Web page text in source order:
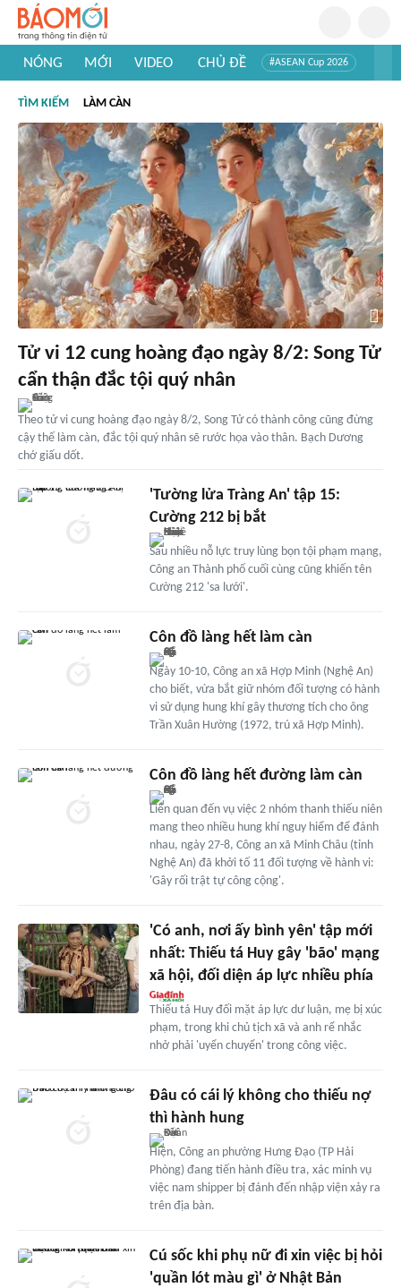
NÓNG MỚI VIDEO CHỦ ĐỀ #ASEAN Cup 2026
#Khám phá thế giới
TÌM KIẾM LÀM CÀN
Tử vi 12 cung hoàng đạo ngày 8/2: Song Tử
cẩn thận đắc tội quý nhân
Theo tử vi cung hoàng đạo ngày 8/2, Song Tử có thành công cũng đừng
cậy thế làm càn, đắc tội quý nhân sẽ rước họa vào thân. Bạch Dương
chớ giấu dốt.
'Tường lửa Tràng An' tập 15:
Cường 212 bị bắt
Sau nhiều nỗ lực truy lùng bọn tội phạm mạng,
Công an Thành phố cuối cùng cũng khiến tên
Cường 212 'sa lưới'.
Côn đồ làng hết làm càn
Ngày 10-10, Công an xã Hợp Minh (Nghệ An)
cho biết, vừa bắt giữ nhóm đối tượng có hành
vi sử dụng hung khí gây thương tích cho ông
Trần Xuân Hường (1972, trú xã Hợp Minh).
Côn đồ làng hết đường làm càn
Liên quan đến vụ việc 2 nhóm thanh thiếu niên
mang theo nhiều hung khí nguy hiểm để đánh
nhau, ngày 27-8, Công an xã Minh Châu (tỉnh
Nghệ An) đã khởi tố 11 đối tượng về hành vi:
'Gây rối trật tự công cộng'.
'Có anh, nơi ấy bình yên' tập mới
nhất: Thiếu tá Huy gây 'bão' mạng
xã hội, đối diện áp lực nhiều phía
Thiếu tá Huy đối mặt áp lực dư luận, mẹ bị xúc
phạm, trong khi chủ tịch xã và anh rể nhắc
nhở phải 'uyển chuyển' trong công việc.
Đâu có cái lý không cho thiếu nợ
thì hành hung
Hiện, Công an phường Hưng Đạo (TP Hải
Phòng) đang tiến hành điều tra, xác minh vụ
việc nam shipper bị đánh đến nhập viện xảy ra
trên địa bàn.
Cú sốc khi phụ nữ đi xin việc bị hỏi
'quần lót màu gì' ở Nhật Bản